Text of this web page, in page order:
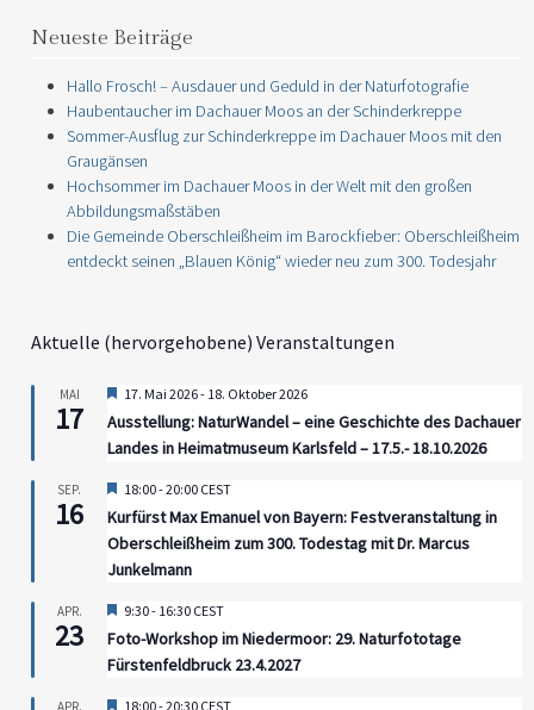
Neueste Beiträge
Hallo Frosch! – Ausdauer und Geduld in der Naturfotografie
Haubentaucher im Dachauer Moos an der Schinderkreppe
Sommer-Ausflug zur Schinderkreppe im Dachauer Moos mit den
Graugänsen
Hochsommer im Dachauer Moos in der Welt mit den großen
Abbildungsmaßstäben
Die Gemeinde Oberschleißheim im Barockfieber: Oberschleißheim
entdeckt seinen „Blauen König“ wieder neu zum 300. Todesjahr
Aktuelle (hervorgehobene) Veranstaltungen
MAI
17
Hervorgehoben
17. Mai 2026- 18. Oktober 2026
Ausstellung: NaturWandel – eine Geschichte des Dachauer
Landes in Heimatmuseum Karlsfeld – 17.5.- 18.10.2026
SEP.
16
Hervorgehoben
18:00-20:00 CEST
Kurfürst Max Emanuel von Bayern: Festveranstaltung in
Oberschleißheim zum 300. Todestag mit Dr. Marcus
Junkelmann
APR.
23
Hervorgehoben
9:30- 16:30 CEST
Foto-Workshop im Niedermoor: 29. Naturfototage
Fürstenfeldbruck 23.4.2027
APR. Hervorgehoben
18:00-20:30 CEST